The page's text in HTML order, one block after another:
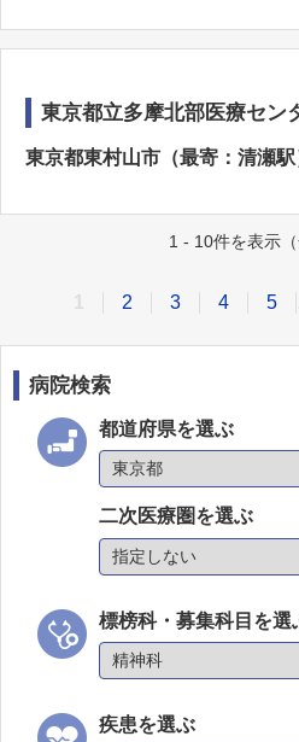
東京都立多摩北部医療セン
東京都東村山市（最寄：清瀬
1 - 10件を表示（
2 3 4 5
病院検索
都道府県を選ぶ
二次医療圏を選ぶ
標榜科・募集科目を選
疾患を選ぶ